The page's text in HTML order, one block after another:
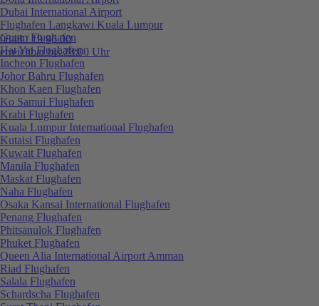
0848 / 19 96 00
erreichbar bis 20:00 Uhr
Dubai International Airport
Flughafen Langkawi Kuala Lumpur
Guam Flughafen
Hat Yai Flughafen
Incheon Flughafen
Johor Bahru Flughafen
Khon Kaen Flughafen
Ko Samui Flughafen
Krabi Flughafen
Kuala Lumpur International Flughafen
Kutaisi Flughafen
Kuwait Flughafen
Manila Flughafen
Maskat Flughafen
Naha Flughafen
Osaka Kansai International Flughafen
Penang Flughafen
Phitsanulok Flughafen
Phuket Flughafen
Queen Alia International Airport Amman
Riad Flughafen
Salala Flughafen
Schardscha Flughafen